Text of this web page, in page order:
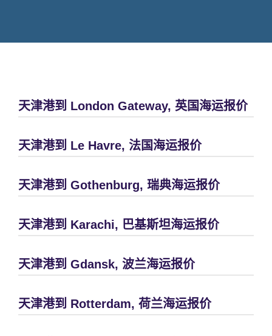
天津港到 London Gateway, 英国海运报价
天津港到 Le Havre, 法国海运报价
天津港到 Gothenburg, 瑞典海运报价
天津港到 Karachi, 巴基斯坦海运报价
天津港到 Gdansk, 波兰海运报价
天津港到 Rotterdam, 荷兰海运报价